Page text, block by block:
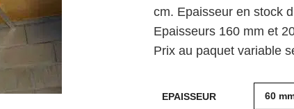
cm. Epaisseur en stock
Epaisseurs 160 mm et
Prix au paquet variable
EPAISSEUR